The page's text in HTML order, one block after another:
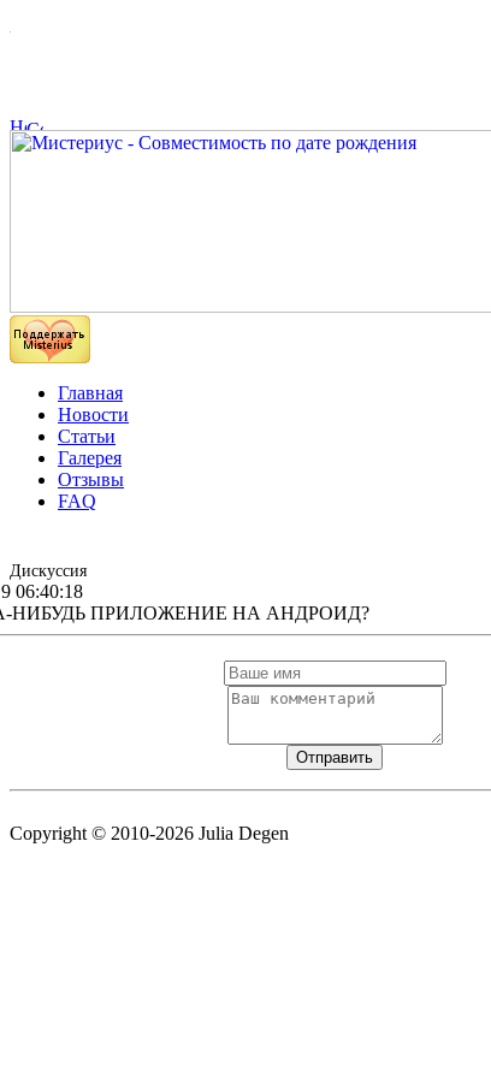
Главная
Новости
Статьи
Галерея
Отзывы
FAQ
Дискуссия
06:40:18
НИБУДЬ ПРИЛОЖЕНИЕ НА АНДРОИД?
Copyright © 2010-2026 Julia Degen